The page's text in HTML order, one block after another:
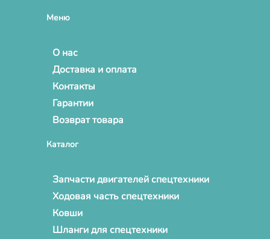
Меню
О нас
Доставка и оплата
Контакты
Гарантии
Возврат товара
Каталог
Запчасти двигателей спецтехники
Ходовая часть спецтехники
Ковши
Шланги для спецтехники